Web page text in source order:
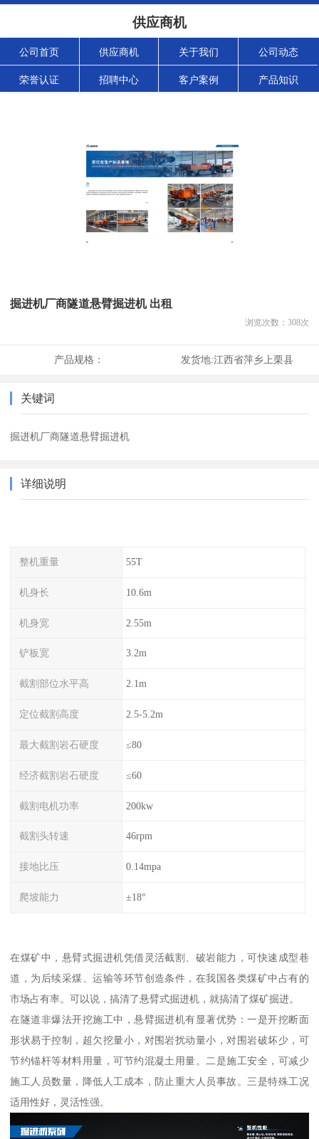
供应商机
公司首页 供应商机 关于我们 公司动态
荣誉认证 招聘中心 客户案例 产品知识
掘进机厂商隧道悬臂掘进机 出租
浏览次数： 308次
产品规格： 发货地:江西省萍乡上栗县
关键词
掘进机厂商隧道悬臂掘进机
详细说明
整机重量 55T
机身长 10.6m
机身宽 2.55m
铲板宽 3.2m
截割部位水平高 2.1m
定位截割高度 2.5-5.2m
最大截割岩石硬度 ≤80
经济截割岩石硬度 ≤60
截割电机功率 200kw
截割头转速 46rpm
接地比压 0.14mpa
爬坡能力 ±18°
在煤矿中，悬臂式掘进机凭借灵活截割、破岩能力，可快速成型巷
道，为后续采煤、运输等环节创造条件，在我国各类煤矿中占有的
市场占有率。可以说，搞清了悬臂式掘进机，就搞清了煤矿掘进。
在隧道非爆法开挖施工中，悬臂掘进机有显著优势：一是开挖断面
形状易于控制，超欠挖量小，对围岩扰动量小，对围岩破坏少，可
节约锚杆等材料用量，可节约混凝土用量。二是施工安全，可减少
施工人员数量，降低人工成本，防止重大人员事故。三是特殊工况
适用性好，灵活性强。